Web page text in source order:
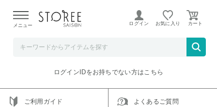
よる配送遅延が発生しております。
メニュー ログイン お気に入り
ご指定のアイテムは取り扱い終了、またはただいま取り扱い
トップへ戻る
ログインIDをお持ちでない方はこちら
ご利用ガイド よくあるご質問